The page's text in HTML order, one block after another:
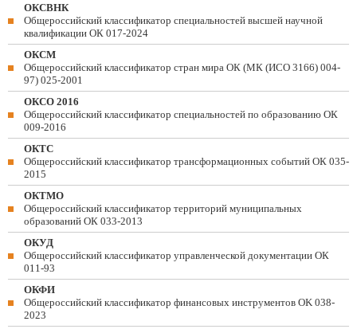
ОКСВНК
Общероссийский классификатор специальностей высшей научной
квалификации ОК 017-2024
ОКСМ
Общероссийский классификатор стран мира ОК (МК (ИСО 3166) 004-
97) 025-2001
ОКСО 2016
Общероссийский классификатор специальностей по образованию ОК
009-2016
ОКТС
Общероссийский классификатор трансформационных событий ОК 035-
2015
ОКТМО
Общероссийский классификатор территорий муниципальных
образований ОК 033-2013
ОКУД
Общероссийский классификатор управленческой документации ОК
011-93
ОКФИ
Общероссийский классификатор финансовых инструментов OK 038-
2023